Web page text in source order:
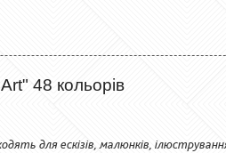
48 кольорів
для ескізів, малюнків,